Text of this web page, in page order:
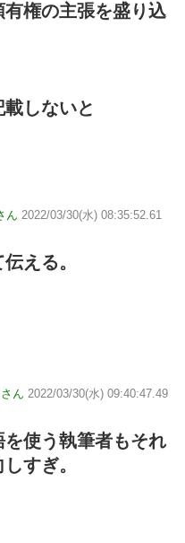
有権の主張を盛り込
しないと
ん 2022/03/30(水) 08:35:52.61
える。
ん 2022/03/30(水) 09:40:47.49
を使う執筆者もそれ
すぎ。